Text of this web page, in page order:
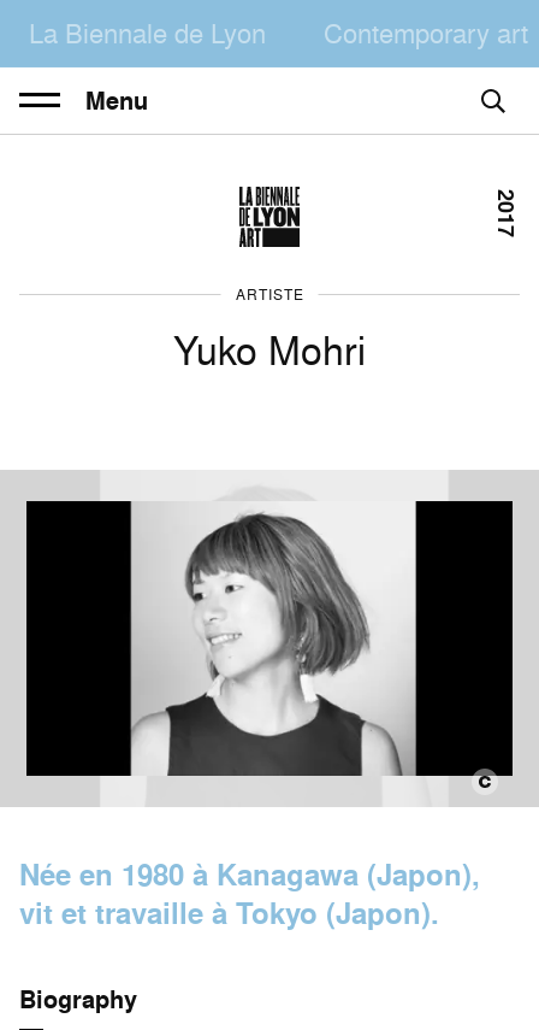
La Biennale de Lyon Contemporary art
Menu
ARTISTE
Yuko Mohri
2017
Née en 1980 à Kanagawa (Japon),
vit et travaille à Tokyo (Japon).
Biography